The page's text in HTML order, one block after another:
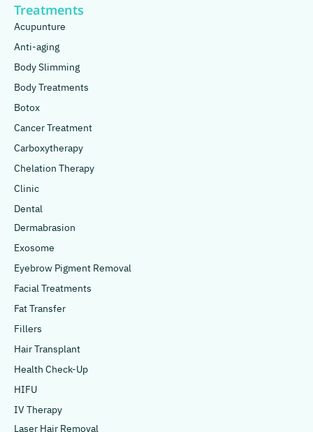
Treatments
Acupunture
Anti-aging
Body Slimming
Body Treatments
Botox
Cancer Treatment
Carboxytherapy
Chelation Therapy
Clinic
Dental
Dermabrasion
Exosome
Eyebrow Pigment Removal
Facial Treatments
Fat Transfer
Fillers
Hair Transplant
Health Check-Up
HIFU
IV Therapy
Laser Hair Removal